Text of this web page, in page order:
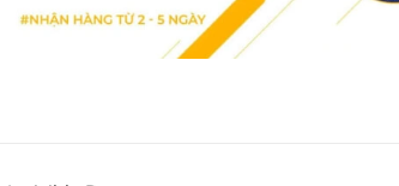
Khách hàng có thể đặt mua Lăn khử mùi cho
White 50ml trực tiếp trên website hoặc liên